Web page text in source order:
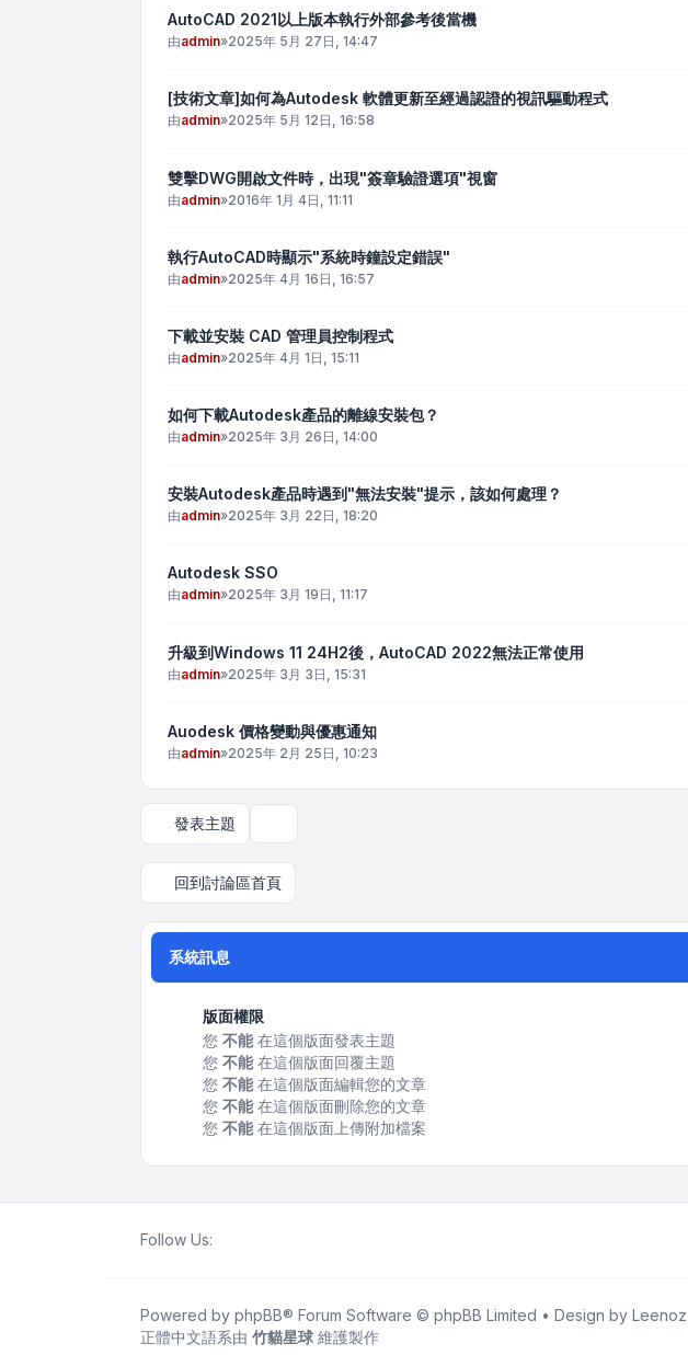
AutoCAD 2021以上版本執行外部參考後當機
由admin»2025年 5月 27日, 14:47
[技術文章]如何為Autodesk 軟體更新至經過認證的視訊驅動程式
由admin»2025年 5月 12日, 16:58
雙擊DWG開啟文件時，出現"簽章驗證選項"視窗
由admin»2016年 1月 4日, 11:11
執行AutoCAD時顯示"系統時鐘設定錯誤"
由admin»2025年 4月 16日, 16:57
下載並安裝 CAD 管理員控制程式
由admin»2025年 4月 1日, 15:11
如何下載Autodesk產品的離線安裝包？
由admin»2025年 3月 26日, 14:00
安裝Autodesk產品時遇到"無法安裝"提示，該如何處理？
由admin»2025年 3月 22日, 18:20
Autodesk SSO
由admin»2025年 3月 19日, 11:17
升級到Windows 11 24H2後，AutoCAD 2022無法正常使用
由admin»2025年 3月 3日, 15:31
Auodesk 價格變動與優惠通知
由admin»2025年 2月 25日, 10:23
發表主題
回到討論區首頁
系統訊息
版面權限
您 不能在這個版面發表主題
您 不能在這個版面回覆主題
您 不能在這個版面編輯您的文章
您 不能在這個版面刪除您的文章
您 不能在這個版面上傳附加檔案
Follow Us:
Powered by phpBB® Forum Software © phpBB Limited • Design by Leenoz
正體中文語系由 竹貓星球 維護製作